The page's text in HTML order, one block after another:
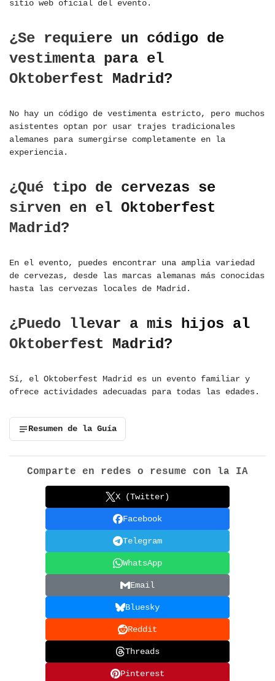
sitio web oficial del evento.
¿Se requiere un código de
vestimenta para el
Oktoberfest Madrid?
No hay un código de vestimenta estricto, pero muchos
asistentes optan por usar trajes tradicionales
alemanes para sumergirse completamente en la
experiencia.
¿Qué tipo de cervezas se
sirven en el Oktoberfest
Madrid?
En el evento, puedes encontrar una amplia variedad
de cervezas, desde las marcas alemanas más conocidas
hasta las cervezas locales de Madrid.
¿Puedo llevar a mis hijos al
Oktoberfest Madrid?
Sí, el Oktoberfest Madrid es un evento familiar y
ofrece actividades adecuadas para todas las edades.
Resumen de la Guía
Comparte en redes o resume con la IA
X (Twitter)
Facebook
Telegram
WhatsApp
Email
Bluesky
Reddit
Threads
Pinterest